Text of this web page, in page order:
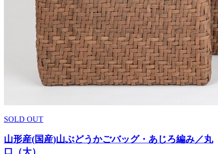
SOLD OUT
山形産(国産)山ぶどうかごバッグ・あじろ編み／丸
口（大）